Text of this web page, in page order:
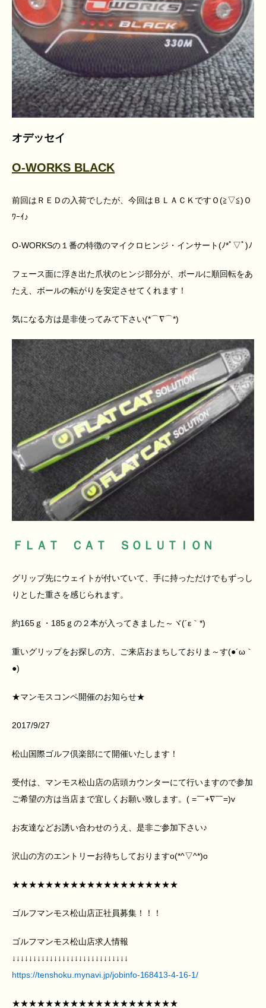
オデッセイ
O-WORKS BLACK
前回はＲＥＤの入荷でしたが、今回はＢＬＡＣＫですＯ(≧▽≦)Ｏ
ﾜｰｲ♪
O-WORKSの１番の特徴のマイクロヒンジ・インサート(ﾉ*ﾟ▽ﾟ)ﾉ
フェース面に浮き出た爪状のヒンジ部分が、ボールに順回転をあ
たえ、ボールの転がりを安定させてくれます！
気になる方は是非使ってみて下さい(*⌒∇⌒*)
ＦＬＡＴ ＣＡＴ ＳＯＬＵＴＩＯＮ
グリップ先にウェイトが付いていて、手に持っただけでもずっし
りとした重さを感じられます。
約165ｇ・185ｇの２本が入ってきました～ヾ(´ε｀*)ゝ
重いグリップをお探しの方、ご来店おまちしておりま～す(●´ω｀
●)
★マンモスコンペ開催のお知らせ★
2017/9/27
松山国際ゴルフ倶楽部にて開催いたします！
受付は、マンモス松山店の店頭カウンターにて行いますので参加
ご希望の方は当店まで宜しくお願い致します。( =￣+∇￣=)v
お友達などお誘い合わせのうえ、是非ご参加下さい♪
沢山の方のエントリーお待ちしておりますo(*^▽^*)o
★★★★★★★★★★★★★★★★★★★★
ゴルフマンモス松山店正社員募集！！！
ゴルフマンモス松山店求人情報
↓↓↓↓↓↓↓↓↓↓↓↓↓↓↓↓↓↓↓↓↓↓↓↓↓↓↓↓
https://tenshoku.mynavi.jp/jobinfo-168413-4-16-1/
★★★★★★★★★★★★★★★★★★★★